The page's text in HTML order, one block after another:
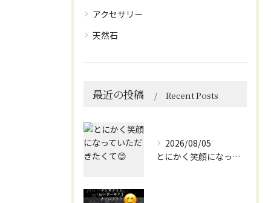
アクセサリー
天然石
最近の投稿 Recent Posts
2026/08/05
とにかく笑顔になっていただきたくて😊